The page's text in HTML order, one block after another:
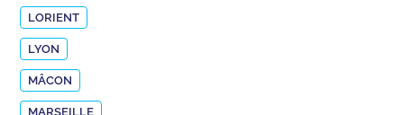
LORIENT
LYON
MÂCON
MARSEILLE